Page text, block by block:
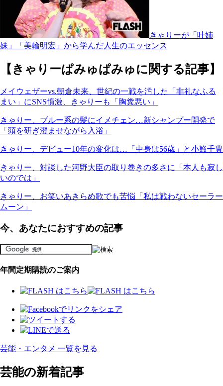
きゃりーが「叶姉
妹」「美輪明宏」から学んだ人生のエッセンス
【きゃりーぱみゅぱみゅに関する記事】
メイウェザーvs.朝倉未来、世紀の一戦を汚した「非礼なふる
まい」にSNS憤激、きゃりーも「胸糞悪い」
きゃりー、ブルー系の髪にイメチェン…新シャンプー開発で
「頭を研ぎ澄ませながら入浴」
きゃりー、デビュー10年の変化は…「中身は56歳」と小籔千豊
きゃりー、対談した河野大臣の取り巻きの多さに「本人も寂し
いのでは」
きゃりー、お笑いあきらめ歌でも苦悩「私は戦わないセーラー
ムーン」
今、あなたにおすすめの記事
年間定期購読のご案内
芸能・エンタメ 一覧を見る
芸能の新着記事